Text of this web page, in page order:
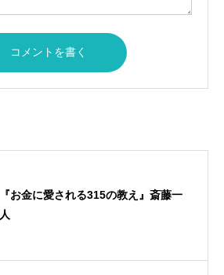
『お金に愛される315の教え』斎藤一
人